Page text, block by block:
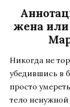
жена или
Никогда не
убедившись в
просто
тело